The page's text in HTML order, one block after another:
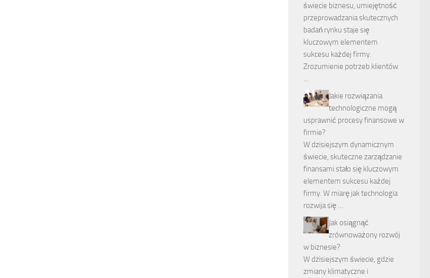
świecie biznesu, umiejętność
przeprowadzania skutecznych
badań rynku staje się
kluczowym elementem
sukcesu każdej firmy.
Zrozumienie potrzeb klientów
…
Jakie rozwiązania
technologiczne mogą
usprawnić procesy finansowe w
firmie?
W dzisiejszym dynamicznym
świecie, skuteczne zarządzanie
finansami stało się kluczowym
elementem sukcesu każdej
firmy. W miarę jak technologia
rozwija się …
Jak osiągnąć
zrównoważony rozwój
w biznesie?
W dzisiejszym świecie, gdzie
zmiany klimatyczne i